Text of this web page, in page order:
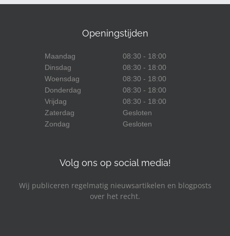
Openingstijden
Maandag
08:30 - 18:00
Dinsdag
08:30 - 18:00
Woensdag
08:30 - 18:00
Donderdag
08:30 - 18:00
Vrijdag
08:30 - 18:00
Zaterdag
Gesloten
Zondag
Gesloten
Volg ons op social media!
Wij publiceren regelmatig nieuwsartikelen en blogposts
over het recht.